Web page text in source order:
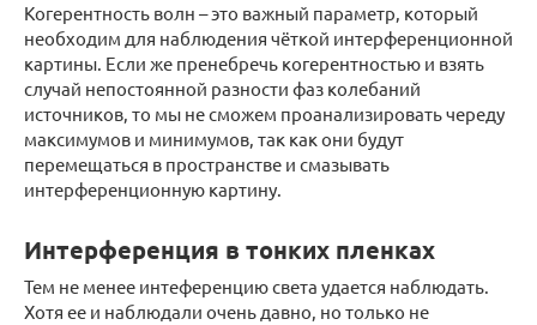
Когерентность волн – это важный параметр, который
необходим для наблюдения чёткой интерференционной
картины. Если же пренебречь когерентностью и взять
случай непостоянной разности фаз колебаний
источников, то мы не сможем проанализировать череду
максимумов и минимумов, так как они будут
перемещаться в пространстве и смазывать
интерференционную картину.
Интерференция в тонких пленках
Тем не менее интеференцию света удается наблюдать.
Хотя ее и наблюдали очень давно, но только не